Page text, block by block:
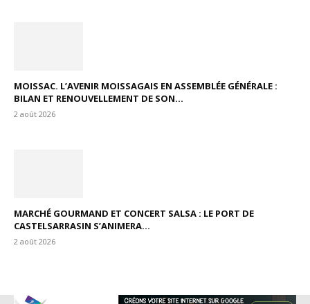
MOISSAC. L’AVENIR MOISSAGAIS EN ASSEMBLÉE GÉNÉRALE :
BILAN ET RENOUVELLEMENT DE SON...
2 août 2026
MARCHÉ GOURMAND ET CONCERT SALSA : LE PORT DE
CASTELSARRASIN S’ANIMERA...
2 août 2026